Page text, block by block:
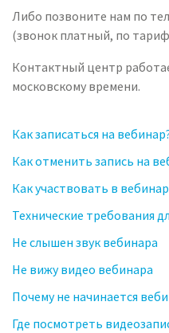
Либо позвоните нам по
(звонок платный, по
Контактный центр
московскому времени.
Как записаться на
Как отменить запись на
Как участвовать в
Технические требования
Не слышен звук вебинара
Не вижу видео вебинара
Почему не начинается
Где посмотреть